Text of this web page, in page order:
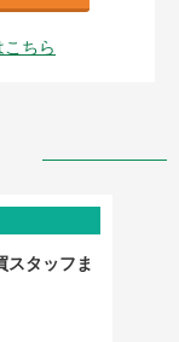
ちら
スタッフま